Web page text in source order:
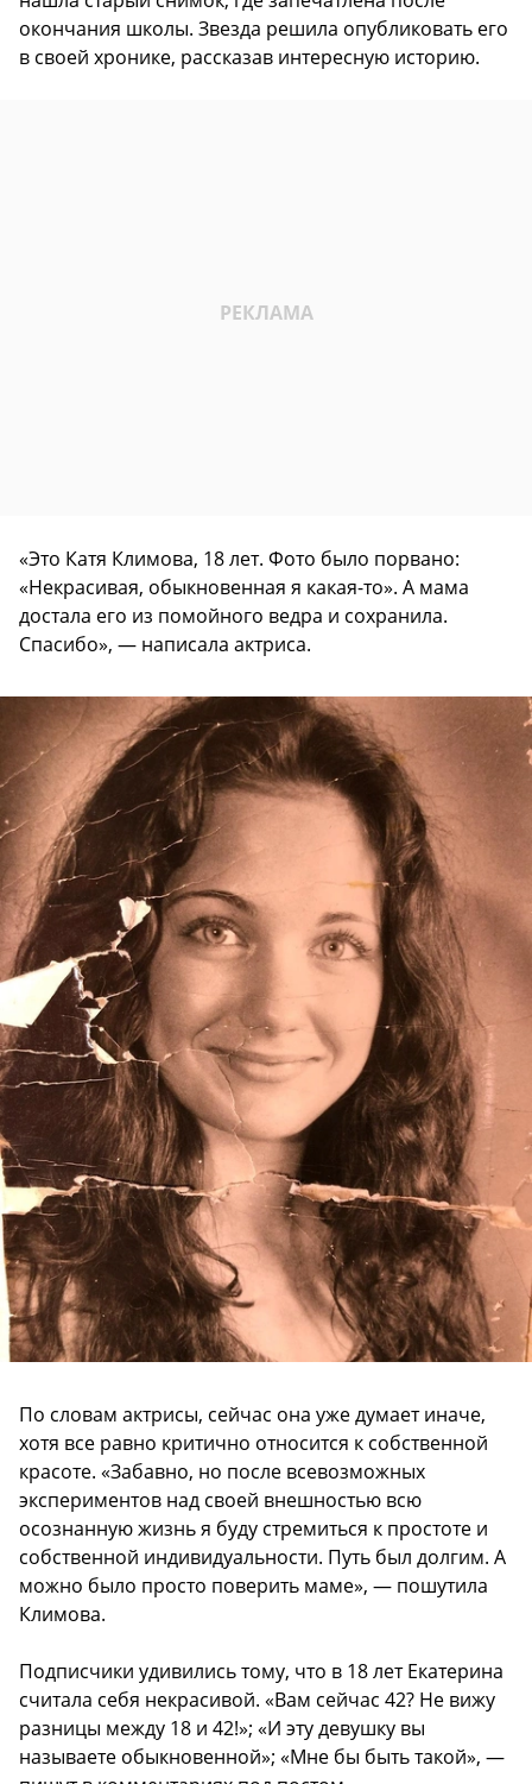
окончания школы. Звезда решила опубликовать его
в своей хронике, рассказав интересную историю.
«Это Катя Климова, 18 лет. Фото было порвано:
«Некрасивая, обыкновенная я какая-то». А мама
достала его из помойного ведра и сохранила.
Спасибо», — написала актриса.
По словам актрисы, сейчас она уже думает иначе,
хотя все равно критично относится к собственной
красоте. «Забавно, но после всевозможных
экспериментов над своей внешностью всю
осознанную жизнь я буду стремиться к простоте и
собственной индивидуальности. Путь был долгим. А
можно было просто поверить маме», — пошутила
Климова.
Подписчики удивились тому, что в 18 лет Екатерина
считала себя некрасивой. «Вам сейчас 42? Не вижу
разницы между 18 и 42!»; «И эту девушку вы
называете обыкновенной»; «Мне бы быть такой», —